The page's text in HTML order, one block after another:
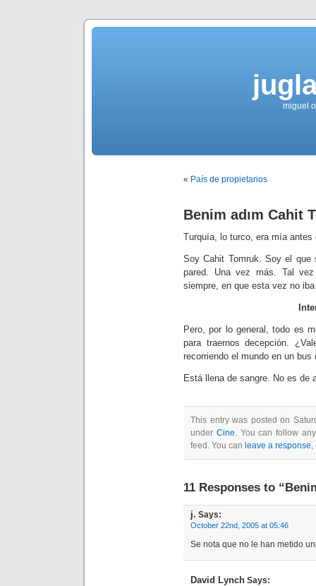
miguel
« País de propietarios
Benim adım Cahit
Turquía, lo turco, era mía
Soy Cahit Tomruk. Soy el
pared. Una vez más. Tal
siempre, en que esta vez no
Pero, por lo general, todo es
para traernos decepción.
recorriendo el mundo en un
Está llena de sangre. No es de
This entry was posted on
under Cine. You can follow
feed. You can leave a response,
11 Responses to
j. Says:
October 22nd, 2005 at 05:46
Se nota que no le han metido
David Lynch Says: